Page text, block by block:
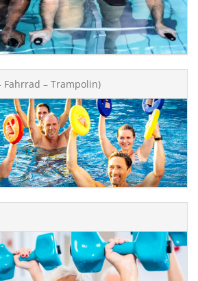
Fahrrad – Trampolin)